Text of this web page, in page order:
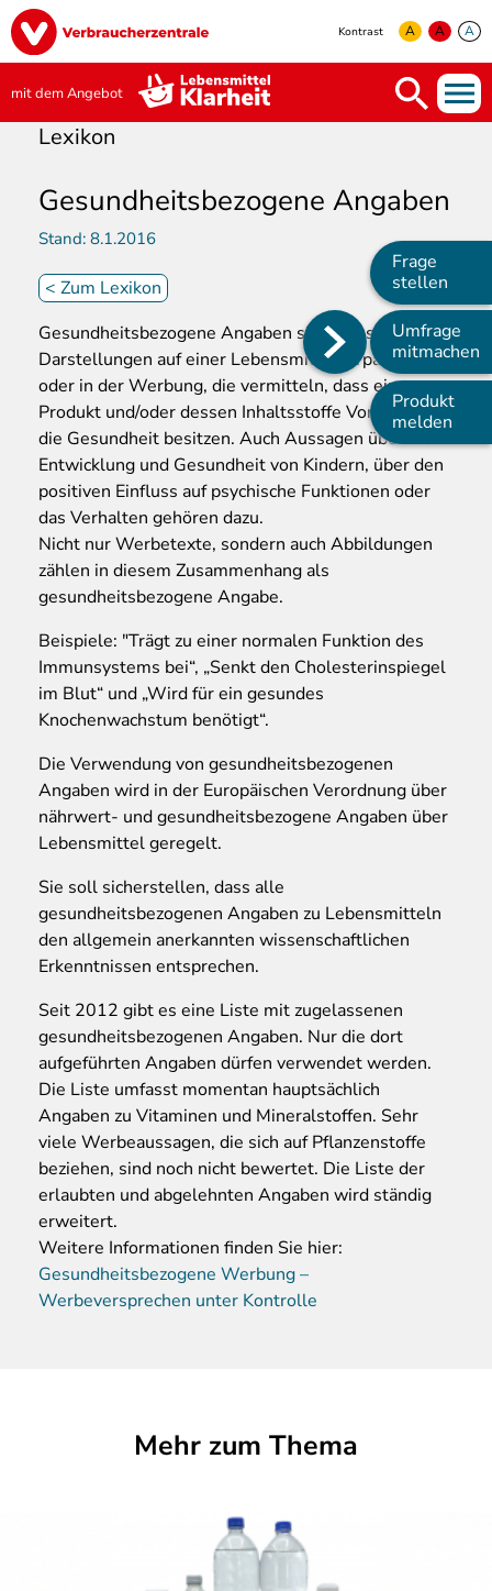
Direkt
zum
Inhalt
Image
Kontrast A A A
mit dem Angebot
Main
navigation
Frage
stellen
Umfrage
mitmachen
Produkt
melden
Lexikon
Gesundheitsbezogene Angaben
Stand: 8.1.2016
< Zum Lexikon
Gesundheitsbezogene Angaben sind Aussagen oder
Darstellungen auf einer Lebensmittelverpackung
oder in der Werbung, die vermitteln, dass ein
Produkt und/oder dessen Inhaltsstoffe Vorteile für
die Gesundheit besitzen. Auch Aussagen über die
Entwicklung und Gesundheit von Kindern, über den
positiven Einfluss auf psychische Funktionen oder
das Verhalten gehören dazu.
Nicht nur Werbetexte, sondern auch Abbildungen
zählen in diesem Zusammenhang als
gesundheitsbezogene Angabe.
Beispiele: "Trägt zu einer normalen Funktion des
Immunsystems bei“, „Senkt den Cholesterinspiegel
im Blut“ und „Wird für ein gesundes
Knochenwachstum benötigt“.
Die Verwendung von gesundheitsbezogenen
Angaben wird in der Europäischen Verordnung über
nährwert- und gesundheitsbezogene Angaben über
Lebensmittel geregelt.
Sie soll sicherstellen, dass alle
gesundheitsbezogenen Angaben zu Lebensmitteln
den allgemein anerkannten wissenschaftlichen
Erkenntnissen entsprechen.
Seit 2012 gibt es eine Liste mit zugelassenen
gesundheitsbezogenen Angaben. Nur die dort
aufgeführten Angaben dürfen verwendet werden.
Die Liste umfasst momentan hauptsächlich
Angaben zu Vitaminen und Mineralstoffen. Sehr
viele Werbeaussagen, die sich auf Pflanzenstoffe
beziehen, sind noch nicht bewertet. Die Liste der
erlaubten und abgelehnten Angaben wird ständig
erweitert.
Weitere Informationen finden Sie hier:
Gesundheitsbezogene Werbung –
Werbeversprechen unter Kontrolle
Mehr zum Thema